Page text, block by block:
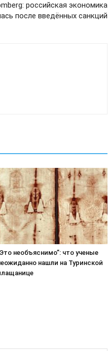
российская экономика
после введённых санкций
необъяснимо”: что ученые
нашли на Туринской